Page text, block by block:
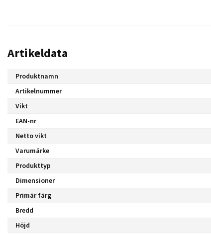
Artikeldata
Produktnamn
Artikelnummer
Vikt
EAN-nr
Netto vikt
Varumärke
Produkttyp
Dimensioner
Primär färg
Bredd
Höjd